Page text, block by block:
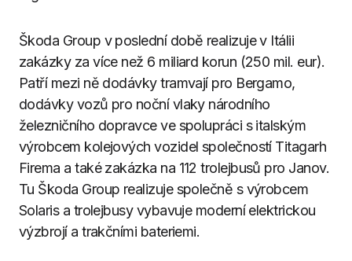
Škoda Group v poslední době realizuje v Itálii
zakázky za více než 6 miliard korun (250 mil. eur).
Patří mezi ně dodávky tramvají pro Bergamo,
dodávky vozů pro noční vlaky národního
železničního dopravce ve spolupráci s italským
výrobcem kolejových vozidel společností Titagarh
Firema a také zakázka na 112 trolejbusů pro Janov.
Tu Škoda Group realizuje společně s výrobcem
Solaris a trolejbusy vybavuje moderní elektrickou
výzbrojí a trakčními bateriemi.